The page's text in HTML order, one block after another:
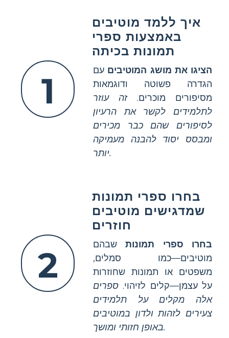
1
איך ללמד מוטיבים
באמצעות ספרי
תמונות בכיתה
הציגו את מושג המוטיבים עם
הגדרה פשוטה ודוגמאות
מסיפורים מוכרים.זה עוזר
לתלמידים לקשר את הרעיון
לסיפורים שהם כבר מכירים
ומבסס יסוד להבנה מעמיקה
יותר.
2
בחרו ספרי תמונות
שמדגישים מוטיבים
חוזרים
בחרו ספרי תמונותשבהם
מוטיבים—כמו סמלים,
משפטים או תמונות שחוזרות
על עצמן—קלים לזיהוי. ספרים
אלה מקלים על תלמידים
צעירים לזהות ולדון במוטיבים
באופן חזותי ומושך.